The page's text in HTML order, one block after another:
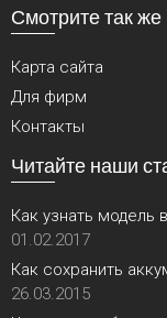
Смотрите так же
Карта сайта
Для фирм
Контакты
Читайте наши
Как узнать модель
01.02.2017
Как сохранить
26.03.2015